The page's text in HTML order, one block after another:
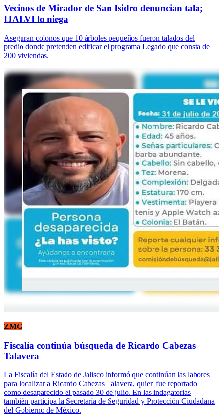
Vecinos de Mirador de San Isidro denuncian tala;
IJALVI lo niega
Aseguran colonos que 10 árboles pequeños fueron talados del
predio donde pretenden edificar el programa Legado que consta de
200 viviendas.
ZMG
Fiscalía continúa búsqueda de Ricardo Cabezas
Talavera
La Fiscalía del Estado de Jalisco informó que continúan las labores
para localizar a Ricardo Cabezas Talavera, quien fue reportado
como desaparecido el pasado 30 de julio. En las indagatorias
también participa la Secretaría de Seguridad y Protección Ciudadana
del Gobierno de México.